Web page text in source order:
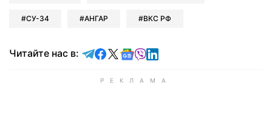
СУ-34 АНГАР ВКС РФ
Читайте нас в: Читайте в Telegram
Читайте в Facebook
Читайте в X
Читайте в Google news
Читайте в Viber
Читайте в LinkedIn